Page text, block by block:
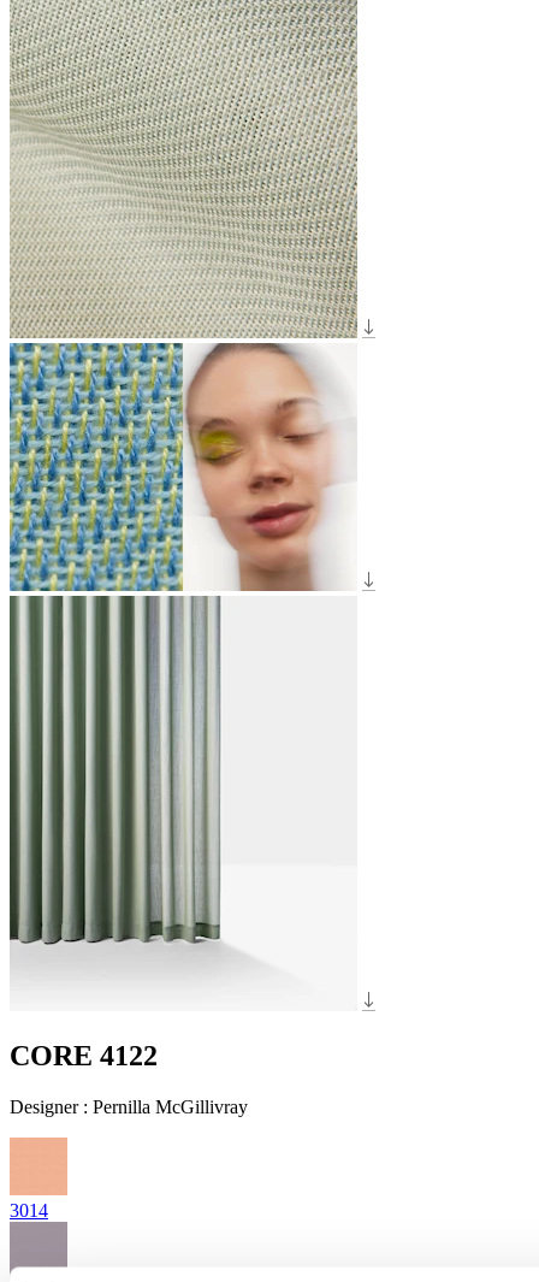
CORE 4122
Designer : Pernilla McGillivray
3014